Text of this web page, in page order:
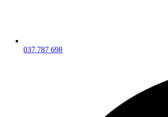
037 787 698